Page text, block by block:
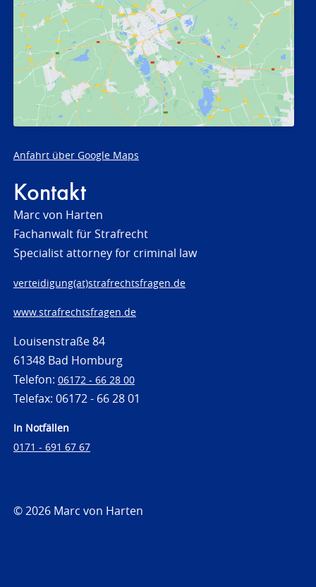
Anfahrt über Google Maps
Kontakt
Marc von Harten
Fachanwalt für Strafrecht
Specialist attorney for criminal law
verteidigung(at)strafrechtsfragen.de
www.strafrechtsfragen.de
Louisenstraße 84
61348 Bad Homburg
Telefon: 06172 - 66 28 00
Telefax: 06172 - 66 28 01
In Notfällen
0171 - 691 67 67
© 2026 Marc von Harten